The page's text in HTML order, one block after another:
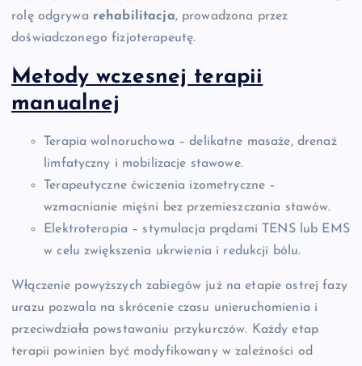
rolę odgrywa rehabilitacja, prowadzona przez
doświadczonego fizjoterapeutę.
Metody wczesnej terapii
manualnej
Terapia wolnoruchowa – delikatne masaże, drenaż
limfatyczny i mobilizacje stawowe.
Terapeutyczne ćwiczenia izometryczne –
wzmacnianie mięśni bez przemieszczania stawów.
Elektroterapia – stymulacja prądami TENS lub EMS
w celu zwiększenia ukrwienia i redukcji bólu.
Włączenie powyższych zabiegów już na etapie ostrej fazy
urazu pozwala na skrócenie czasu unieruchomienia i
przeciwdziała powstawaniu przykurczów. Każdy etap
terapii powinien być modyfikowany w zależności od